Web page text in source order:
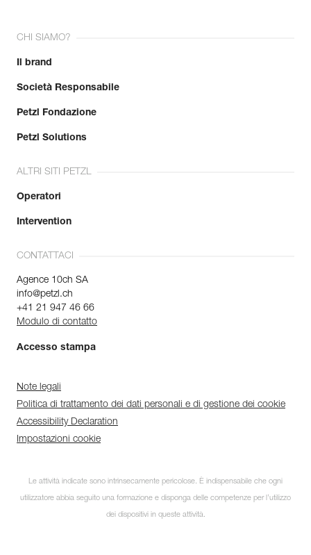
CHI SIAMO?
Il brand
Società Responsabile
Petzl Fondazione
Petzl Solutions
ALTRI SITI PETZL
Operatori
Intervention
CONTATTACI
Agence 10ch SA
info@petzl.ch
+41 21 947 46 66
Modulo di contatto
Accesso stampa
Note legali
Politica di trattamento dei dati personali e di gestione dei cookie
Accessibility Declaration
Impostazioni cookie
Le attività indicate sono intrinsecamente pericolose. È indispensabile che ogni
utilizzatore abbia seguito una formazione e disponga delle competenze per l’utilizzo
dei dispositivi in queste attività.